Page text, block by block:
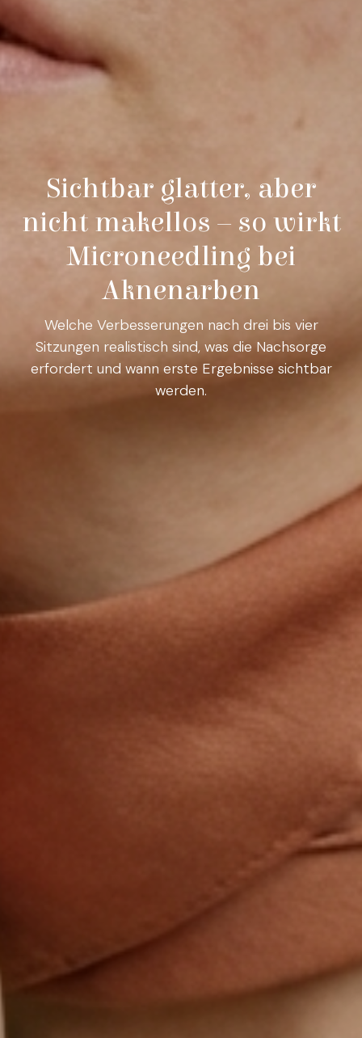
Sichtbar glatter, aber
nicht makellos – so wirkt
Microneedling bei
Aknenarben
Welche Verbesserungen nach drei bis vier
Sitzungen realistisch sind, was die Nachsorge
erfordert und wann erste Ergebnisse sichtbar
werden.